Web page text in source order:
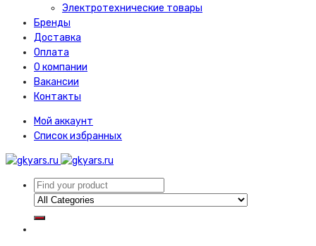
Электротехнические товары
Бренды
Доставка
Оплата
О компании
Вакансии
Контакты
Мой аккаунт
Список избранных